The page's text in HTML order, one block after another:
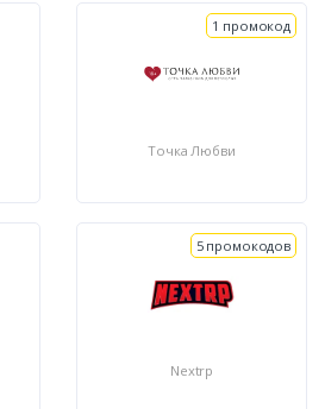
1 промокод
Точка Любви
5 промокодов
Nextrp